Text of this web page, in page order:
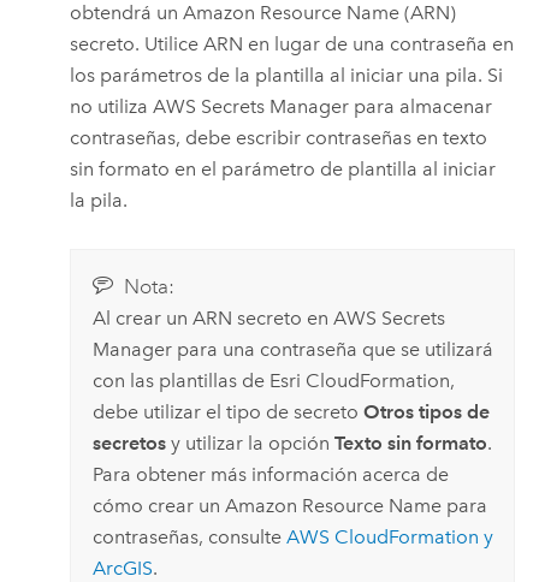
obtendrá unAmazon Resource Name (ARN)
secreto. Utilice ARN en lugar de una contraseña en
los parámetros de la plantilla al iniciar una pila. Si
no utilizaAWS Secrets Manager para almacenar
contraseñas, debe escribir contraseñas en texto
sin formato en el parámetro de plantilla al iniciar
la pila.
Nota:
Al crear un ARN secreto en AWS Secrets
Managerpara una contraseña que se utilizará
con las plantillas de Esri CloudFormation,
debe utilizar el tipo de secreto Otros tipos de
secretosy utilizar la opción Texto sin formato.
Para obtener más información acerca de
cómo crear un Amazon Resource Name para
contraseñas, consulte AWS CloudFormation y
ArcGIS.